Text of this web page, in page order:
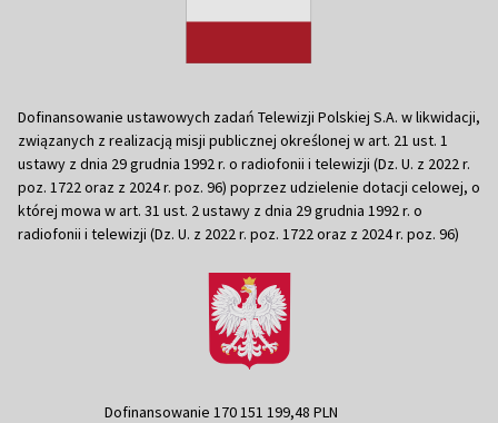
Dofinansowanie ustawowych zadań Telewizji Polskiej S.A. w likwidacji,
związanych z realizacją misji publicznej określonej w art. 21 ust. 1
ustawy z dnia 29 grudnia 1992 r. o radiofonii i telewizji (Dz. U. z 2022 r.
poz. 1722 oraz z 2024 r. poz. 96) poprzez udzielenie dotacji celowej, o
której mowa w art. 31 ust. 2 ustawy z dnia 29 grudnia 1992 r. o
radiofonii i telewizji (Dz. U. z 2022 r. poz. 1722 oraz z 2024 r. poz. 96)
Dofinansowanie 170 151 199,48 PLN